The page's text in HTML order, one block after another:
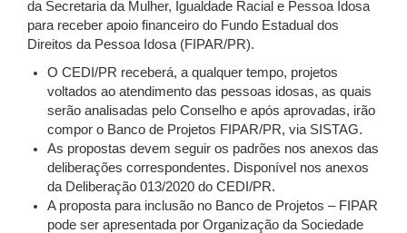
da Secretaria da Mulher, Igualdade Racial e Pessoa Idosa
para receber apoio financeiro do Fundo Estadual dos
Direitos da Pessoa Idosa (FIPAR/PR).
O CEDI/PR receberá, a qualquer tempo, projetos
voltados ao atendimento das pessoas idosas, as quais
serão analisadas pelo Conselho e após aprovadas, irão
compor o Banco de Projetos FIPAR/PR, via SISTAG.
As propostas devem seguir os padrões nos anexos das
deliberações correspondentes. Disponível nos anexos
da Deliberação 013/2020 do CEDI/PR.
A proposta para inclusão no Banco de Projetos – FIPAR
pode ser apresentada por Organização da Sociedade